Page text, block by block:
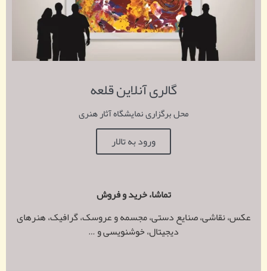
گالری آنلاین قلعه
محل برگزاری نمایشگاه آثار هنری
ورود به تالار
تماشا، خرید و فروش
عکس، نقاشی، صنایع دستی، مجسمه و عروسک، گرافیک، هنرهای
دیجیتال، خوشنویسی و …